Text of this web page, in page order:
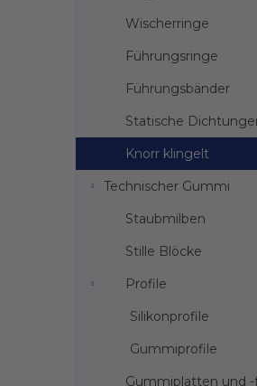
Wischerringe
Führungsringe
Führungsbänder
Statische
Knorr klingelt
Technischer Gummi
Staubmilben
Stille Blöcke
Profile
Silikonprofile
Gummiprofile
Gummiplatten und -